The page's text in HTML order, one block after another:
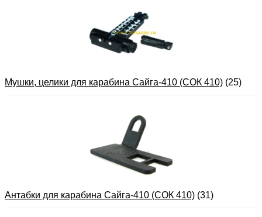
Мушки, целики для карабина Сайга-410 (СОК 410) (25)
Антабки для карабина Сайга-410 (СОК 410) (31)